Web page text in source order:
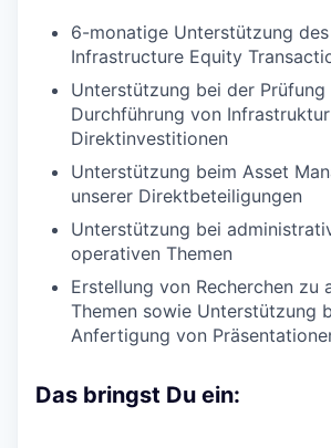
6-monatige Unterstützung des
Infrastructure Equity
Unterstützung bei der Prüfung
Durchführung von Infrastruktur
Direktinvestitionen
Unterstützung beim Asset
unserer Direktbeteiligungen
Unterstützung bei
operativen Themen
Erstellung von Recherchen zu
Themen sowie Unterstützung
Anfertigung von
Das bringst Du ein: